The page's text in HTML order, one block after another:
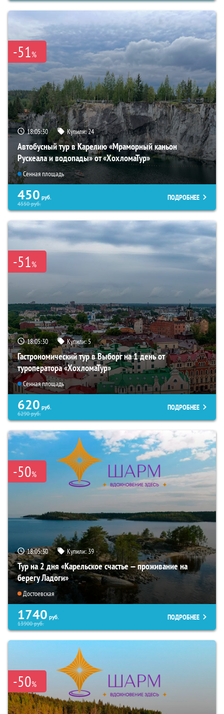
-51%
18:05:28 Купили:24
Автобусный тур в Карелию «Мраморный каньон
Рускеала и водопады» от «ХохломаТур»
Сенная площадь
450 руб.
4550руб.
ПОДРОБНЕЕ
-51%
18:05:28 Купили:5
Гастрономический тур в Выборг на 1 день от
туроператора «ХохломаТур»
Сенная площадь
620 руб.
6290руб.
ПОДРОБНЕЕ
-50%
18:05:28 Купили:39
Тур на 2 дня «Карельское счастье — проживание на
берегу Ладоги»
Достоевская
1740 руб.
13900руб.
ПОДРОБНЕЕ
-50%